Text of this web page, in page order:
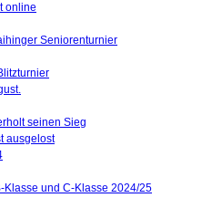
online
Seniorenturnier
seinen Sieg
ausgelost
und C-Klasse 2024/25